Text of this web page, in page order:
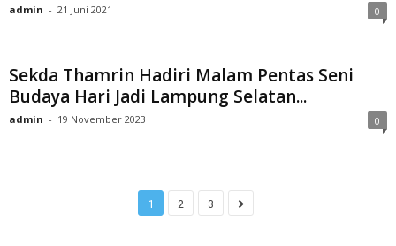
admin - 21 Juni 2021 0
Sekda Thamrin Hadiri Malam Pentas Seni
Budaya Hari Jadi Lampung Selatan...
admin - 19 November 2023 0
1 2 3